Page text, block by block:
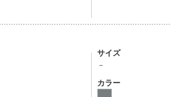
サイズ
－
カラー